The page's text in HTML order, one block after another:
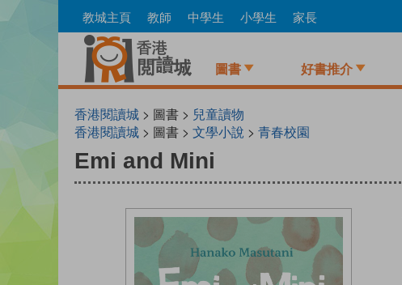
to
教城主頁 教師 中學生 小學生 家長
圖書 好書推介
香港閱讀城 > 圖書 > 兒童讀物
香港閱讀城 > 圖書 > 文學小說 > 青春校園
Emi and Mini